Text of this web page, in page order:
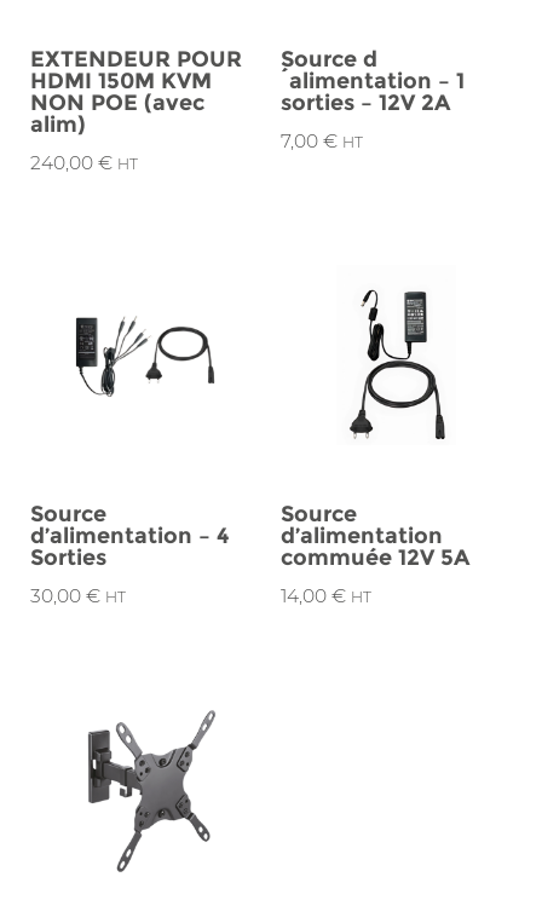
EXTENDEUR POUR
HDMI 150M KVM
NON POE (avec
alim)
240,00 € HT
Source d
´alimentation – 1
sorties – 12V 2A
7,00 € HT
Source
d’alimentation – 4
Sorties
30,00 € HT
Source
d’alimentation
commuée 12V 5A
14,00 € HT